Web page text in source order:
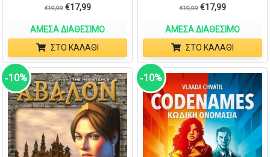
€19,99 €17,99
ΆΜΕΣΑ ΔΙΑΘΈΣΙΜΟ
ΣΤΟ ΚΑΛΆΘΙ
€19,99 €17,99
ΆΜΕΣΑ ΔΙΑΘΈΣΙΜΟ
ΣΤΟ ΚΑΛΆΘΙ
‑10% ‑10%